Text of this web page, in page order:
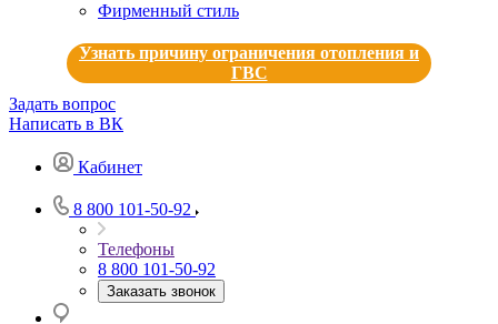
Фирменный стиль
Узнать причину ограничения отопления и
ГВС
Задать вопрос
Написать в ВК
Кабинет
8 800 101-50-92
Телефоны
8 800 101-50-92
Заказать звонок